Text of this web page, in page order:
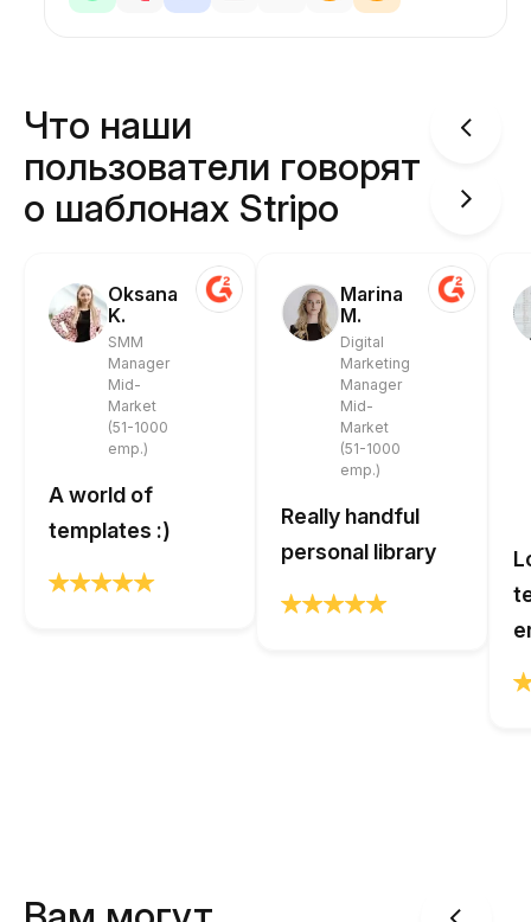
Что наши
пользователи говорят
о шаблонах Stripo
Oksana
K.
SMM
Manager
Mid-
Market
(51-1000
emp.)
A world of
templates :)
Marina
M.
Digital
Marketing
Manager
Mid-
Market
(51-1000
emp.)
Really handful
personal library